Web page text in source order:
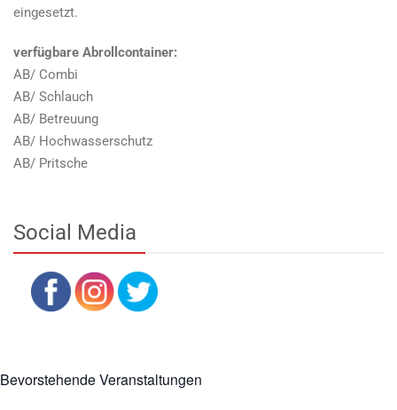
eingesetzt.
verfügbare Abrollcontainer:
AB/ Combi
AB/ Schlauch
AB/ Betreuung
AB/ Hochwasserschutz
AB/ Pritsche
Social Media
Bevorstehende Veranstaltungen